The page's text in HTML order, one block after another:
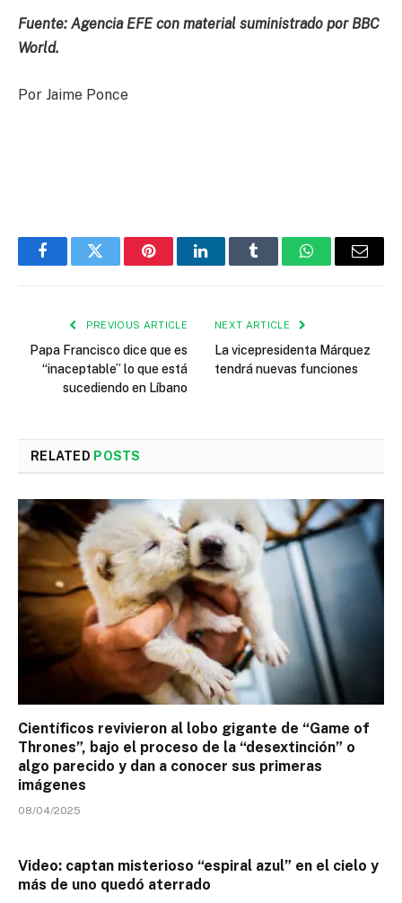
Fuente: Agencia EFE con material suministrado por BBC
World.
Por Jaime Ponce
FacebookTwitter PinterestLinkedInTumblr WhatsAppEmail
PREVIOUS ARTICLE
Papa Francisco dice que es
“inaceptable” lo que está
sucediendo en Líbano
NEXT ARTICLE
La vicepresidenta Márquez
tendrá nuevas funciones
RELATED POSTS
Científicos revivieron al lobo gigante de “Game of
Thrones”, bajo el proceso de la “desextinción” o
algo parecido y dan a conocer sus primeras
imágenes
08/04/2025
Video: captan misterioso “espiral azul” en el cielo y
más de uno quedó aterrado